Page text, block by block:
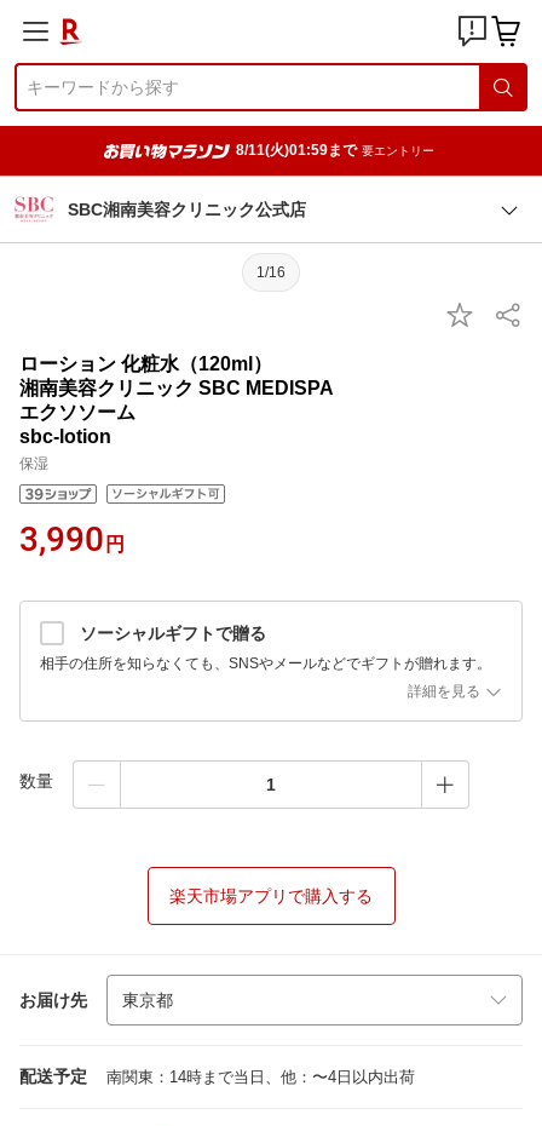
8/11(火)01:59まで 要エントリー
SBC湘南美容クリニック公式店
1/16
ローション 化粧水（120ml）
湘南美容クリニック SBC MEDISPA
エクソソーム
sbc-lotion
保湿
3,990 円
ソーシャルギフトで贈る
相手の住所を知らなくても、SNSやメールなどでギフトが贈れます。
詳細を見る
数量
楽天市場アプリで購入する
お届け先
配送予定 南関東：14時まで当日、他：〜4日以内出荷